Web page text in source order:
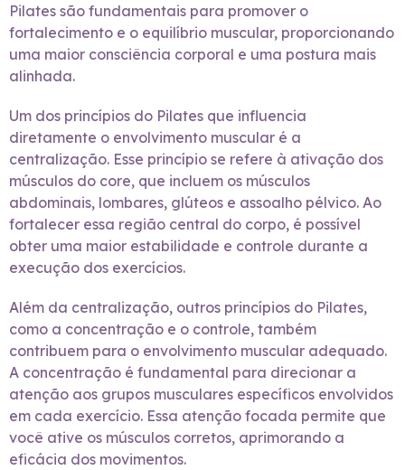
Pilates são fundamentais para promover o
fortalecimento e o equilíbrio muscular, proporcionando
uma maior consciência corporal e uma postura mais
alinhada.
Um dos princípios do Pilates que influencia
diretamente o envolvimento muscular é a
centralização. Esse princípio se refere à ativação dos
músculos do core, que incluem os músculos
abdominais, lombares, glúteos e assoalho pélvico. Ao
fortalecer essa região central do corpo, é possível
obter uma maior estabilidade e controle durante a
execução dos exercícios.
Além da centralização, outros princípios do Pilates,
como a concentração e o controle, também
contribuem para o envolvimento muscular adequado.
A concentração é fundamental para direcionar a
atenção aos grupos musculares específicos envolvidos
em cada exercício. Essa atenção focada permite que
você ative os músculos corretos, aprimorando a
eficácia dos movimentos.